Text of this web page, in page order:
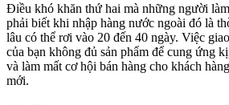
Điều khó khăn thứ hai mà những người
phải biết khi nhập hàng nước ngoài đó là
lâu có thể rơi vào 20 đến 40 ngày. Việc
của bạn không đủ sản phẩm để cung ứng
và làm mất cơ hội bán hàng cho khách
mới.